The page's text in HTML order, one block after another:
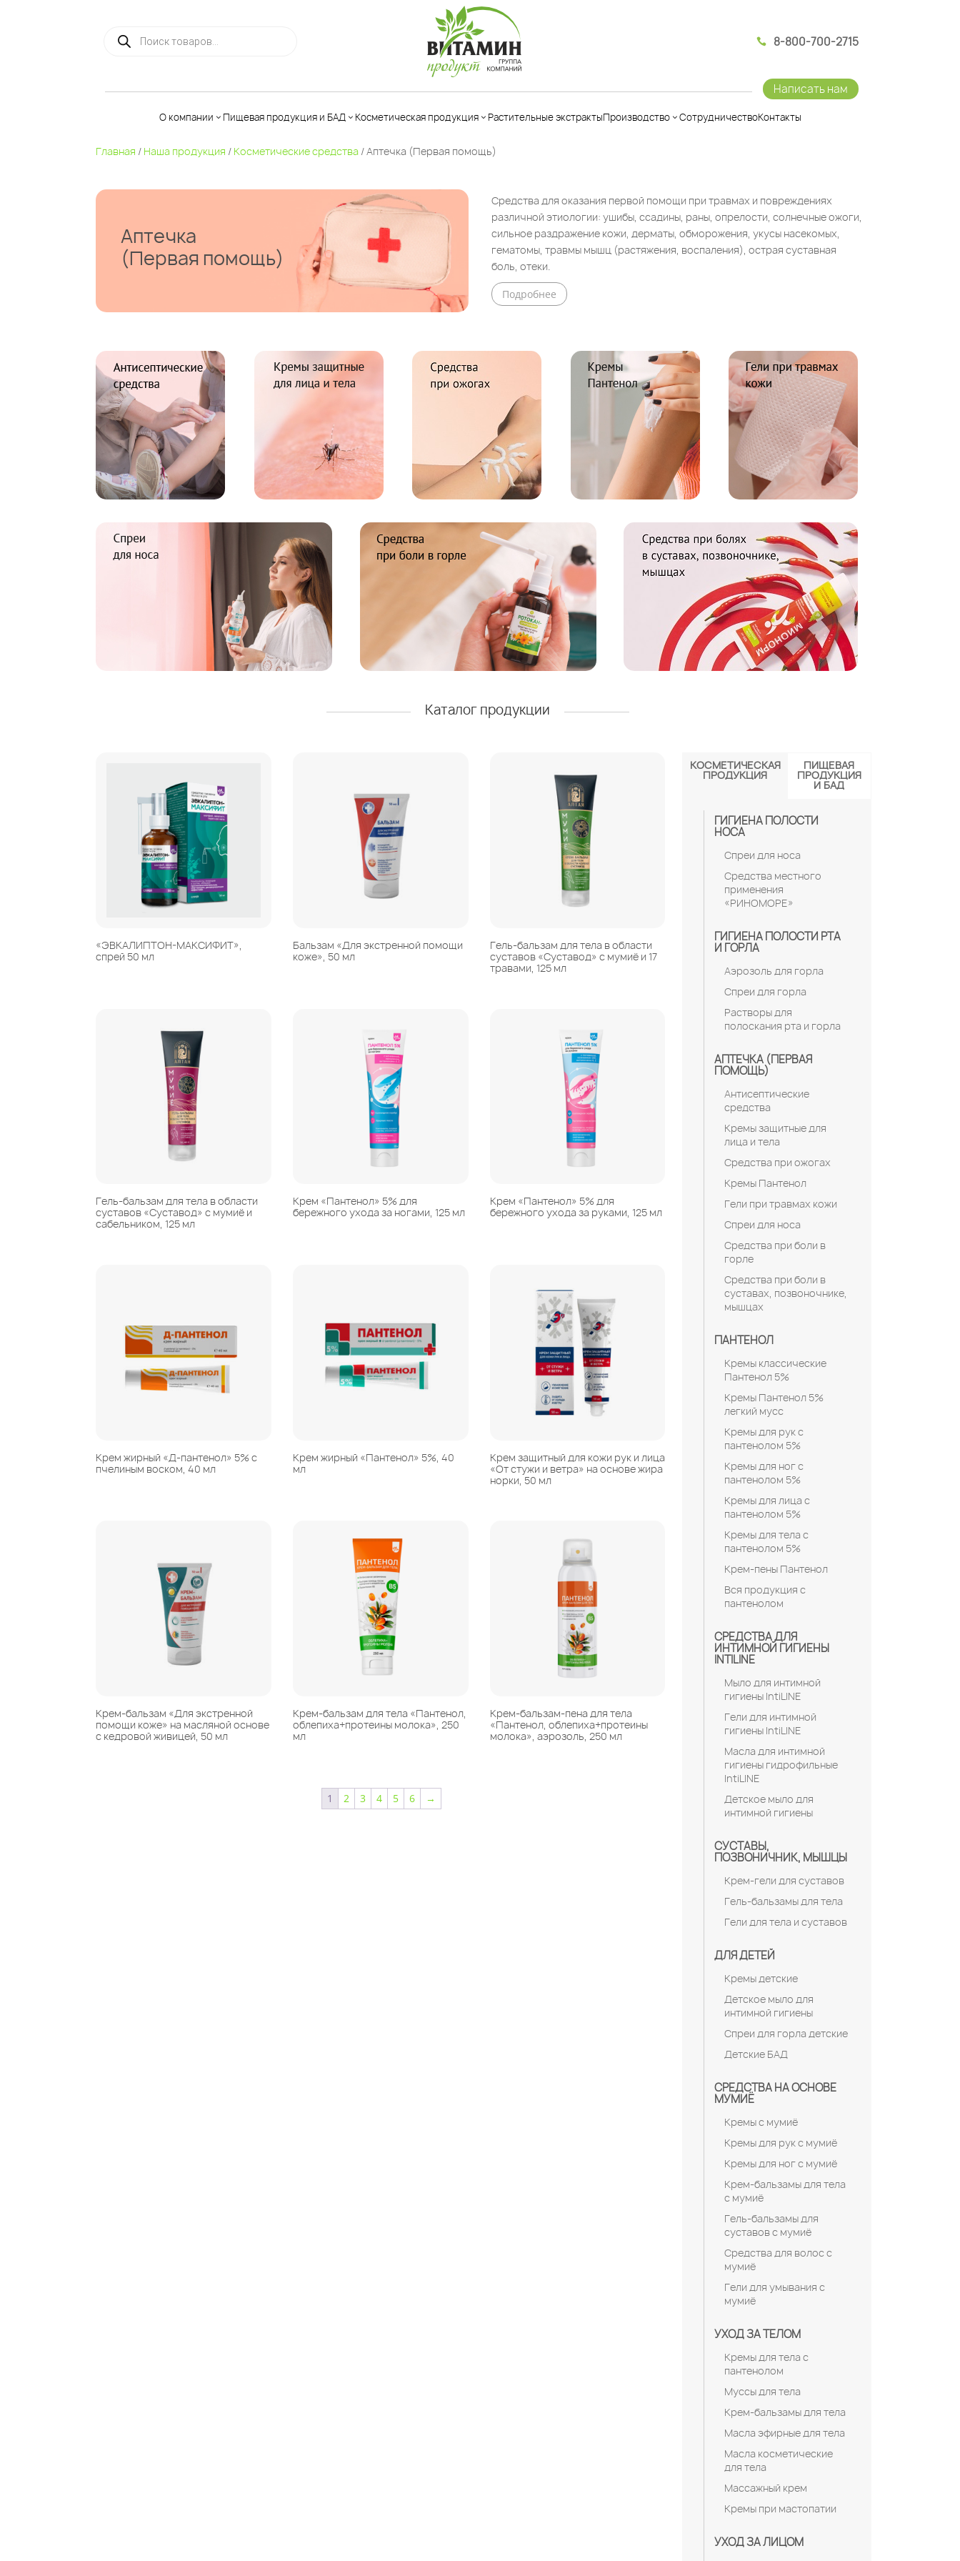
 8-800-700-2715
Написать нам
О компании Пищевая продукция и БАД
Растительные
масла
Батончики
Бальзамы
Чаи
Лекарственные
Косметическая продукция
Уход за
ногами
Уход за
телом
Уход за
Уход за
волосами
Средства
гигиены
помощь)
Морская вода
Гигиена
полости носа
Гигиена
Сутавы,
косметические
и эфирные
Средства на
основе мумиё
Растительные экстрактыПроизводство СотрудничествоКонтакты
Главная / Наша продукция / Косметические средства / Аптечка (Первая помощь)
Аптечка
(Первая помощь)
Средства для оказания первой помощи при травмах и повреждениях
различной этиологии: ушибы, ссадины, раны, опрелости, солнечные ожоги,
сильное раздражение кожи, дерматы, обморожения, укусы насекомых,
гематомы, травмы мышц (растяжения, воспаления), острая суставная
боль, отеки.
Подробнее
Каталог продукции
«ЭВКАЛИПТОН-МАКСИФИТ»,
спрей 50 мл
Бальзам «Для экстренной помощи
коже», 50 мл
Гель-бальзам для тела в области
суставов «Суставод» с мумиё и 17
травами, 125 мл
Гель-бальзам для тела в области
суставов «Суставод» с мумиё и
сабельником, 125 мл
Крем «Пантенол» 5% для
бережного ухода за ногами, 125 мл
Крем «Пантенол» 5% для
бережного ухода за руками, 125 мл
Крем жирный «Д-пантенол» 5% с
пчелиным воском, 40 мл
Крем жирный «Пантенол» 5%, 40
мл
Крем защитный для кожи рук и лица
«От стужи и ветра» на основе жира
норки, 50 мл
Крем-бальзам «Для экстренной
помощи коже» на масляной основе
с кедровой живицей, 50 мл
Крем-бальзам для тела «Пантенол,
облепиха+протеины молока», 250
мл
Крем-бальзам-пена для тела
«Пантенол, облепиха+протеины
молока», аэрозоль, 250 мл
1 2 3 4 5 6 →
КОСМЕТИЧЕСКАЯ
ПРОДУКЦИЯ
ПИЩЕВАЯ
ПРОДУКЦИЯ
И БАД
ГИГИЕНА ПОЛОСТИ
НОСА
Спреи для носа
Средства местного
применения
«РИНОМОРЕ»
ГИГИЕНА ПОЛОСТИ РТА
И ГОРЛА
Аэрозоль для горла
Спреи для горла
Растворы для
полоскания рта и горла
АПТЕЧКА (ПЕРВАЯ
ПОМОЩЬ)
Антисептические
средства
Кремы защитные для
лица и тела
Средства при ожогах
Кремы Пантенол
Гели при травмах кожи
Спреи для носа
Средства при боли в
горле
Средства при боли в
суставах, позвоночнике,
мышцах
ПАНТЕНОЛ
Кремы классические
Пантенол 5%
Кремы Пантенол 5%
легкий мусс
Кремы для рук с
пантенолом 5%
Кремы для ног с
пантенолом 5%
Кремы для лица с
пантенолом 5%
Кремы для тела с
пантенолом 5%
Крем-пены Пантенол
Вся продукция с
пантенолом
СРЕДСТВА ДЛЯ
ИНТИМНОЙ ГИГИЕНЫ
INTILINE
Мыло для интимной
гигиены IntiLINE
Гели для интимной
гигиены IntiLINE
Масла для интимной
гигиены гидрофильные
IntiLINE
Детское мыло для
интимной гигиены
СУСТАВЫ,
ПОЗВОНИЧНИК, МЫШЦЫ
Крем-гели для суставов
Гель-бальзамы для тела
Гели для тела и суставов
ДЛЯ ДЕТЕЙ
Кремы детские
Детское мыло для
интимной гигиены
Спреи для горла детские
Детские БАД
СРЕДСТВА НА ОСНОВЕ
МУМИЁ
Кремы с мумиё
Кремы для рук с мумиё
Кремы для ног с мумиё
Крем-бальзамы для тела
с мумиё
Гель-бальзамы для
суставов с мумиё
Средства для волос с
мумиё
Гели для умывания с
мумиё
УХОД ЗА ТЕЛОМ
Кремы для тела с
пантенолом
Муссы для тела
Крем-бальзамы для тела
Масла эфирные для тела
Масла косметические
для тела
Массажный крем
Кремы при мастопатии
УХОД ЗА ЛИЦОМ